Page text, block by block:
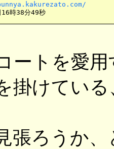
時38分49秒
ートを愛
掛けてい
張ろうか